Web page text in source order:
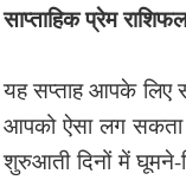
साप्ताहिक प्रेम राशिफल
यह सप्ताह आपके लिए
आपको ऐसा लग सकता
शुरुआती दिनों में घूमने-